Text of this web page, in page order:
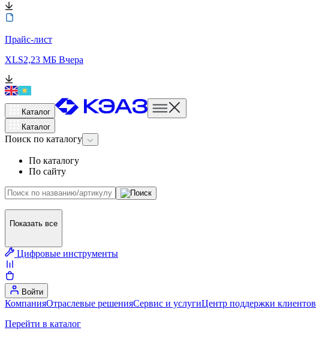
Прайс-лист
XLS2,23 МБ Вчера
Каталог
Каталог
Поиск по каталогу
По каталогу
По сайту
Показать все
Цифровые инструменты
Войти
КомпанияОтраслевые решенияСервис и услугиЦентр поддержки клиентов
Перейти в каталог